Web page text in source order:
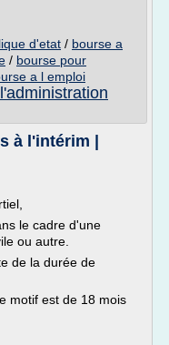
d'etat / bourse a
/ bourse pour
a l emploi
à l'intérim |
le cadre d'une
ou autre.
de la durée de
motif est de 18 mois